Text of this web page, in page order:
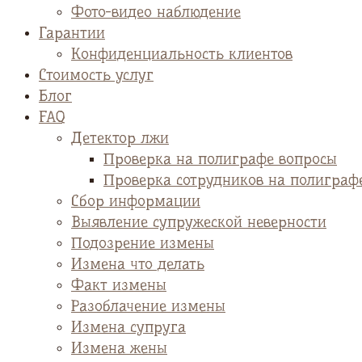
Фото-видео наблюдение
Гарантии
Конфиденциальность клиентов
Стоимость услуг
Блог
FAQ
Детектор лжи
Проверка на полиграфе вопросы
Проверка сотрудников на
Сбор информации
Выявление супружеской неверности
Подозрение измены
Измена что делать
Факт измены
Разоблачение измены
Измена супруга
Измена жены